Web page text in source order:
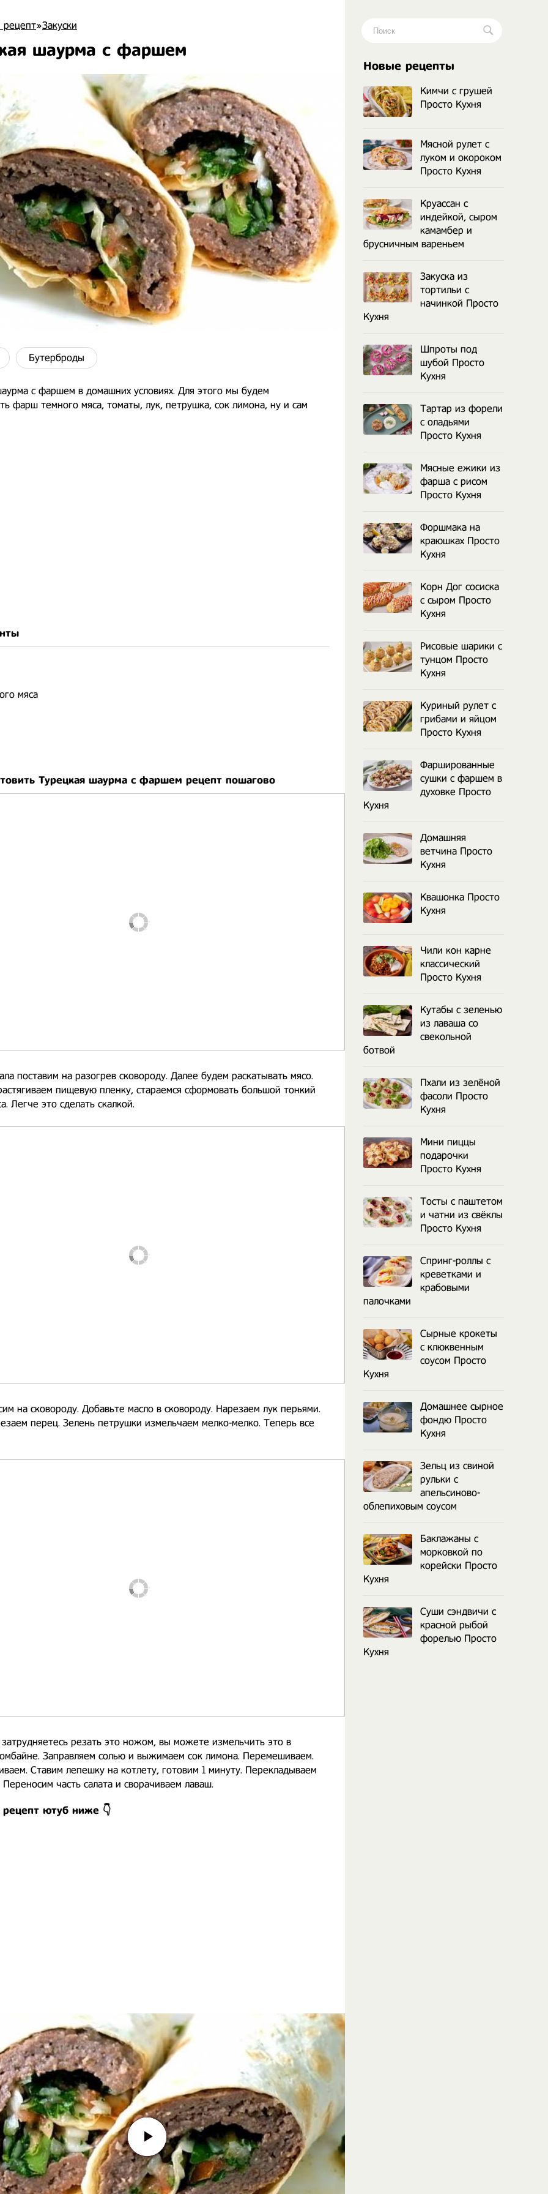
рецепт»Закуски
шаурма с фаршем
Бутерброды
с фаршем в домашних условиях. Для этого мы будем
фарш темного мяса, томаты, лук, петрушка, сок лимона, ну и сам
мяса
Турецкая шаурма с фаршем рецепт пошагово
поставим на разогрев сковороду. Далее будем раскатывать мясо.
пищевую пленку, стараемся сформовать большой тонкий
Легче это сделать скалкой.
на сковороду. Добавьте масло в сковороду. Нарезаем лук перьями.
перец. Зелень петрушки измельчаем мелко-мелко. Теперь все
резать это ножом, вы можете измельчить это в
Заправляем солью и выжимаем сок лимона. Перемешиваем.
Ставим лепешку на котлету, готовим 1 минуту. Перекладываем
Переносим часть салата и сворачиваем лаваш.
рецепт ютуб ниже 👇
Новые рецепты
Кимчи с грушей
Просто Кухня
Мясной рулет с
луком и окороком
Просто Кухня
Круассан с
индейкой, сыром
камамбер и
брусничным вареньем
Закуска из
тортильи с
начинкой Просто
Кухня
Шпроты под
шубой Просто
Кухня
Тартар из форели
с оладьями
Просто Кухня
Мясные ежики из
фарша с рисом
Просто Кухня
Форшмака на
краюшках Просто
Кухня
Корн Дог сосиска
с сыром Просто
Кухня
Рисовые шарики с
тунцом Просто
Кухня
Куриный рулет с
грибами и яйцом
Просто Кухня
Фаршированные
сушки с фаршем в
духовке Просто
Кухня
Домашняя
ветчина Просто
Кухня
Квашонка Просто
Кухня
Чили кон карне
классический
Просто Кухня
Кутабы с зеленью
из лаваша со
свекольной
ботвой
Пхали из зелёной
фасоли Просто
Кухня
Мини пиццы
подарочки
Просто Кухня
Тосты с паштетом
и чатни из свёклы
Просто Кухня
Спринг-роллы с
креветками и
крабовыми
палочками
Сырные крокеты
с клюквенным
соусом Просто
Кухня
Домашнее сырное
фондю Просто
Кухня
Зельц из свиной
рульки с
апельсиново-
облепиховым соусом
Баклажаны с
морковкой по
корейски Просто
Кухня
Суши сэндвичи с
красной рыбой
форелью Просто
Кухня